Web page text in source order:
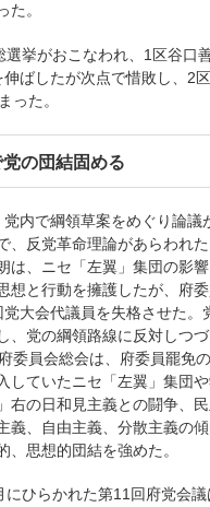
た。
挙がおこなわれ、1区谷口
ばしたが次点で惜敗し、2
った。
の団結固める
内で綱領草案をめぐり論議
、反党革命理論があらわれ
は、ニセ「左翼」集団の影
想と行動を擁護したが、府委
大会代議員を失格させた。
、党の綱領路線に反対しつ
委員会総会は、府委員罷免
していたニセ「左翼」集団
右の日和見主義との闘争、
義、自由主義、分散主義の
、思想的団結を強めた。
ひらかれた第11回府党会議